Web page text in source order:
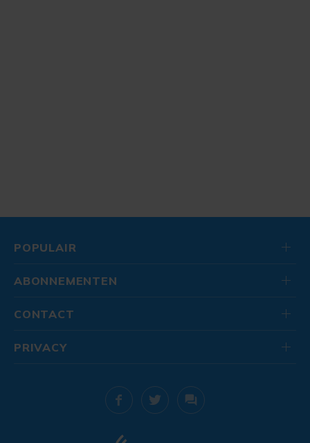
POPULAIR
ABONNEMENTEN
CONTACT
PRIVACY